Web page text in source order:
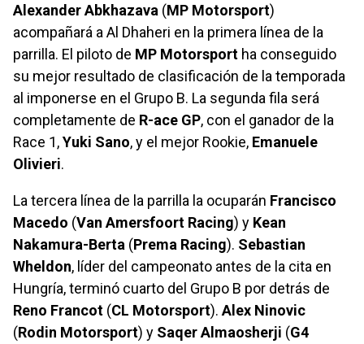
Alexander Abkhazava (MP Motorsport)
acompañará a Al Dhaheri en la primera línea de la
parrilla. El piloto de MP Motorsport ha conseguido
su mejor resultado de clasificación de la temporada
al imponerse en el Grupo B. La segunda fila será
completamente de R-ace GP, con el ganador de la
Race 1,Yuki Sano, y el mejor Rookie, Emanuele
Olivieri.
La tercera línea de la parrilla la ocuparán Francisco
Macedo (Van Amersfoort Racing) y Kean
Nakamura-Berta (Prema Racing). Sebastian
Wheldon, líder del campeonato antes de la cita en
Hungría, terminó cuarto del Grupo B por detrás de
Reno Francot (CL Motorsport). Alex Ninovic
(Rodin Motorsport) y Saqer Almaosherji (G4